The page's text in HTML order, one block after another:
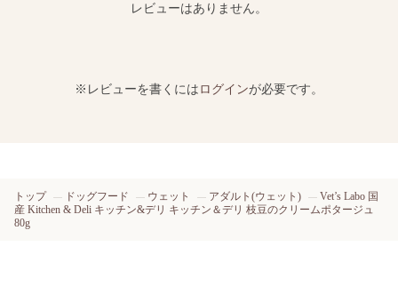
レビューはありません。
※レビューを書くにはログインが必要です。
トップ ドッグフード ウェット アダルト(ウェット)
Vet’s Labo 国
産 Kitchen & Deli キッチン&デリ キッチン＆デリ 枝豆のクリームポタージュ
80g